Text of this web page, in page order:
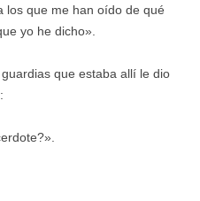
los que me han oído de qué
yo he dicho».
que estaba allí le dio